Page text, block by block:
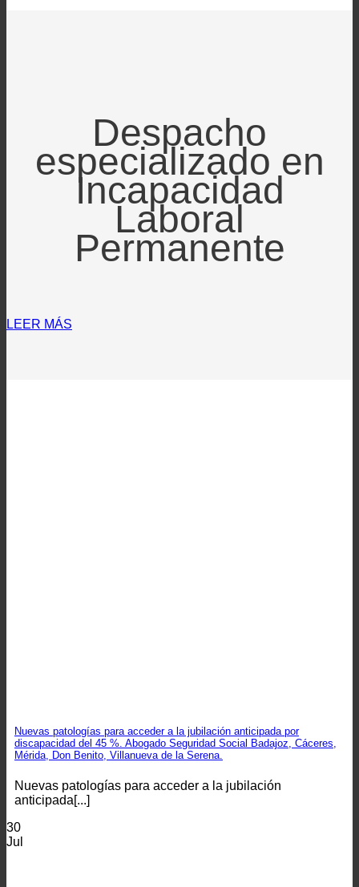
Despacho
especializado en
Incapacidad
Laboral
Permanente
LEER MÁS
Nuevas patologías para acceder a la jubilación anticipada por
discapacidad del 45 %. Abogado Seguridad Social Badajoz, Cáceres,
Mérida, Don Benito, Villanueva de la Serena.
Nuevas patologías para acceder a la jubilación
anticipada[...]
30
Jul